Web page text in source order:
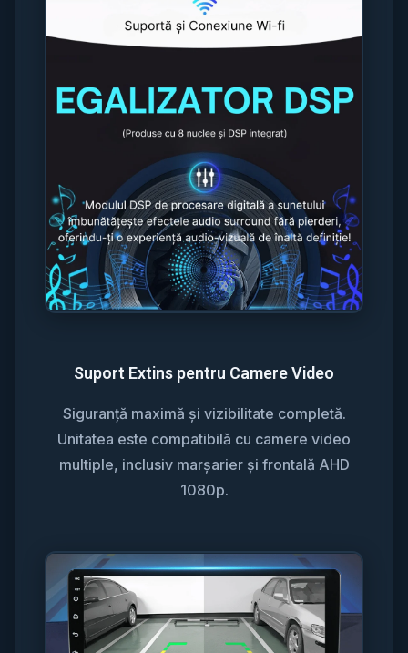
Suport Extins pentru Camere Video
Siguranță maximă și vizibilitate completă.
Unitatea este compatibilă cu camere video
multiple, inclusiv marșarier și frontală AHD
1080p.